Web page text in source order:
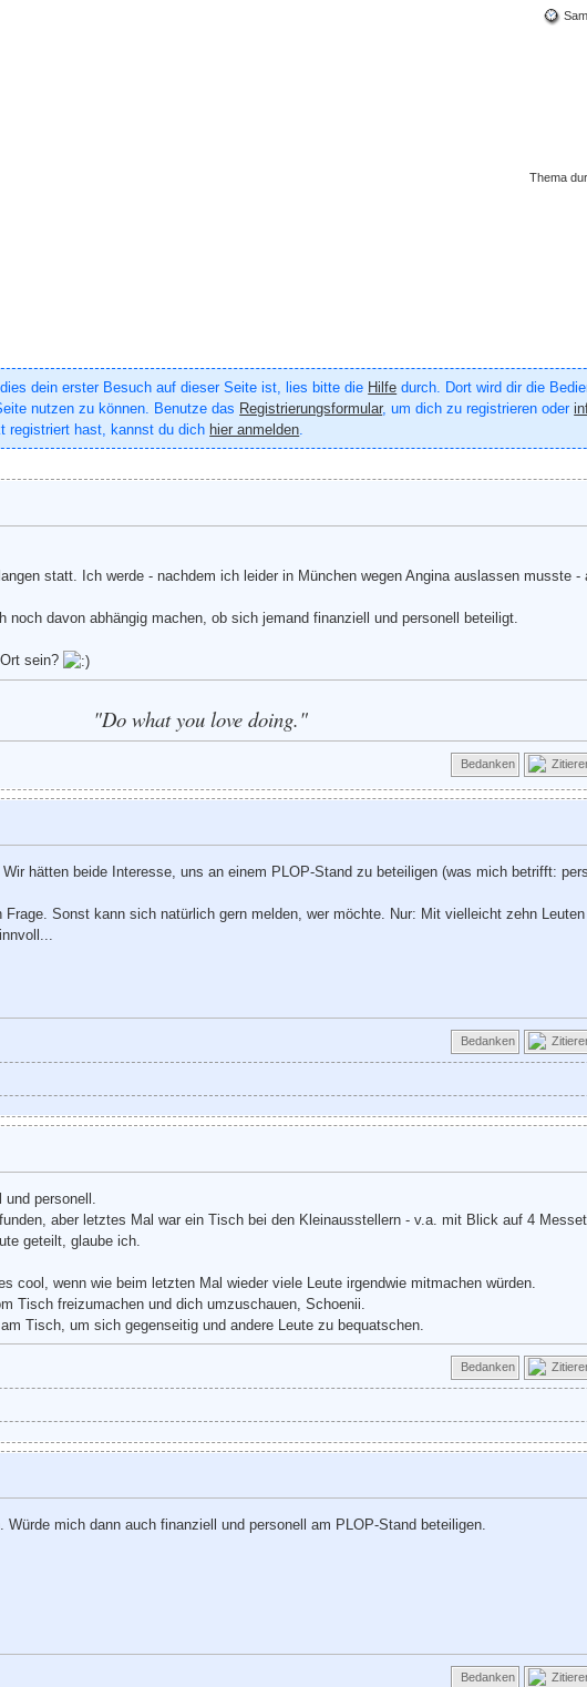
dein erster Besuch auf dieser Seite ist, lies bitte die Hilfe durch. Dort wird dir die
nutzen zu können. Benutze das Registrierungsformular, um dich zu registrieren oder
registriert hast, kannst du dich hier anmelden.
statt. Ich werde - nachdem ich leider in München wegen Angina auslassen musste -
davon abhängig machen, ob sich jemand finanziell und personell beteiligt.
sein?
"Do what you love doing."
Bedanken
hätten beide Interesse, uns an einem PLOP-Stand zu beteiligen (was mich betrifft:
Sonst kann sich natürlich gern melden, wer möchte. Nur: Mit vielleicht zehn
Bedanken
personell.
aber letztes Mal war ein Tisch bei den Kleinausstellern - v.a. mit Blick auf 4
geteilt, glaube ich.
cool, wenn wie beim letzten Mal wieder viele Leute irgendwie mitmachen würden.
Tisch freizumachen und dich umzuschauen, Schoenii.
Tisch, um sich gegenseitig und andere Leute zu bequatschen.
Bedanken
mich dann auch finanziell und personell am PLOP-Stand beteiligen.
Bedanken